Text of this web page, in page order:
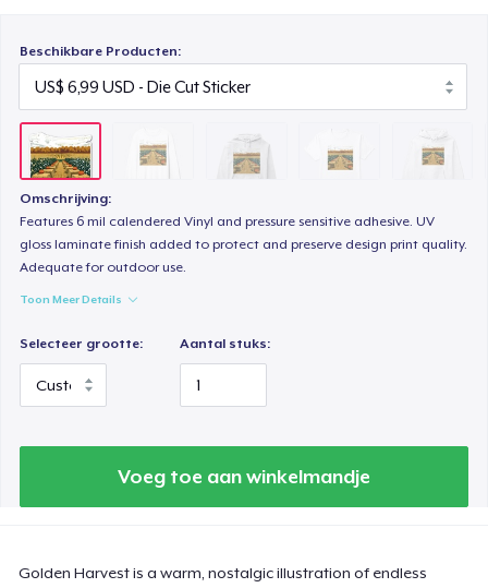
Beschikbare Producten:
Omschrijving:
Features 6 mil calendered Vinyl and pressure sensitive adhesive. UV
gloss laminate finish added to protect and preserve design print quality.
Adequate for outdoor use.
Toon Meer Details
Selecteer grootte: Aantal stuks:
Voeg toe aan winkelmandje
Golden Harvest is a warm, nostalgic illustration of endless
US$ 15,99
Unisex Classic Crewneck Sweatshirt
US$ 23,99
Tru Transfer Printed Classic Tee
US$ 27,99